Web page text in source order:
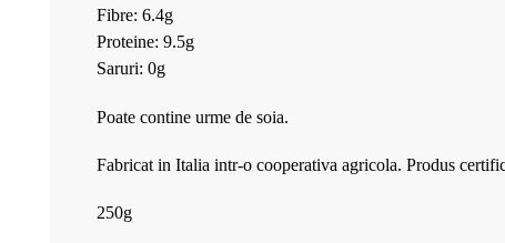
Fibre: 6.4g
Proteine: 9.5g
Saruri: 0g
Poate contine urme de soia.
Fabricat in Italia intr-o cooperativa agricola. Produs
250g